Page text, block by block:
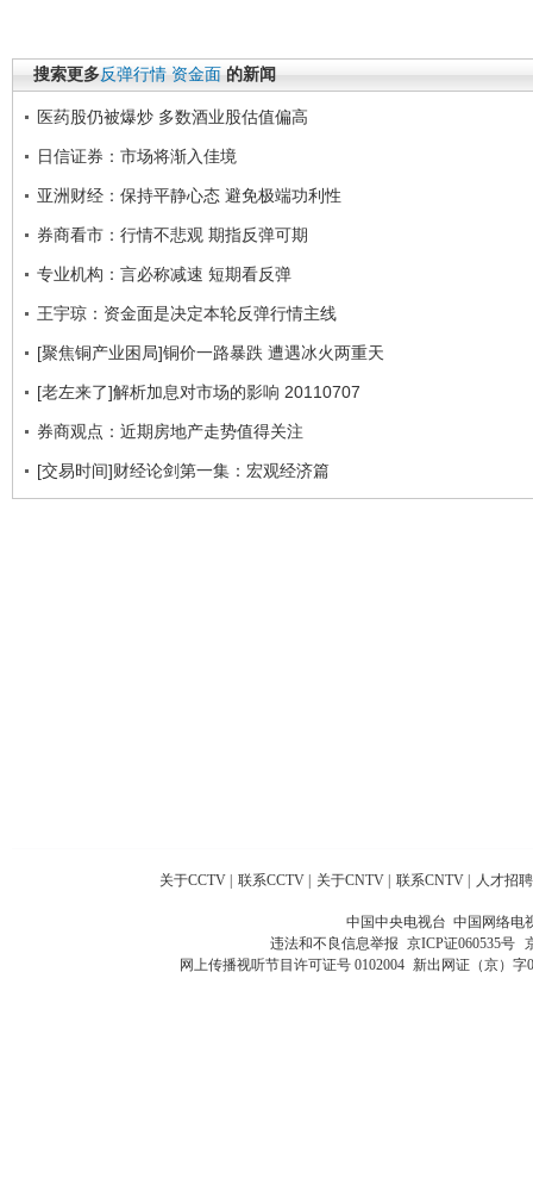
搜索更多反弹行情 资金面 的新闻
医药股仍被爆炒 多数酒业股估值偏高
日信证券：市场将渐入佳境
亚洲财经：保持平静心态 避免极端功利性
券商看市：行情不悲观 期指反弹可期
专业机构：言必称减速 短期看反弹
王宇琼：资金面是决定本轮反弹行情主线
[聚焦铜产业困局]铜价一路暴跌 遭遇冰火两重天
[老左来了]解析加息对市场的影响 20110707
券商观点：近期房地产走势值得关注
[交易时间]财经论剑第一集：宏观经济篇
关于CCTV 联系CCTV 关于CNTV 联系CNTV 人才招聘
中国中央电视台 中国网络电
违法和不良信息举报 京ICP证060535号
网上传播视听节目许可证号 0102004 新出网证（京）